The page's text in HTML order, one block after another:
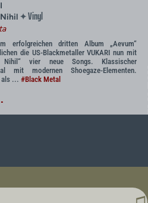
✦Vinyl
erfolgreichen dritten Album „Aevum“
die US-Blackmetaller VUKARI nun mit
Nihil“ vier neue Songs. Klassischer
mit modernen Shoegaze-Elementen.
als ... #Black Metal